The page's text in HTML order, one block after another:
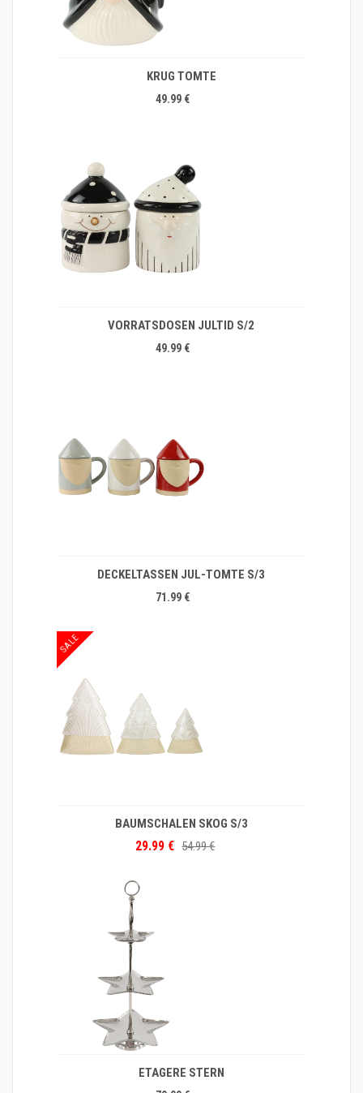
KRUG TOMTE
49.99 €
VORRATSDOSEN JULTID S/2
49.99 €
DECKELTASSEN JUL-TOMTE S/3
71.99 €
SALE
BAUMSCHALEN SKOG S/3
29.99 € 54.99 €
ETAGERE STERN